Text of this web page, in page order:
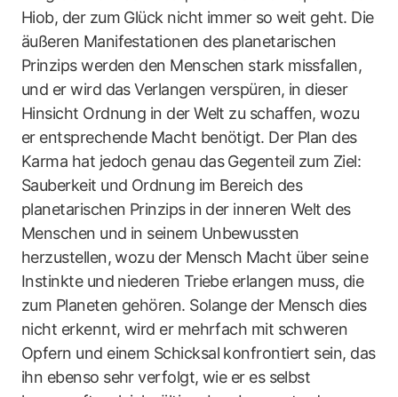
Hiob, der zum Glück nicht immer so weit geht. Die
äußeren Manifestationen des planetarischen
Prinzips werden den Menschen stark missfallen,
und er wird das Verlangen verspüren, in dieser
Hinsicht Ordnung in der Welt zu schaffen, wozu
er entsprechende Macht benötigt. Der Plan des
Karma hat jedoch genau das Gegenteil zum Ziel:
Sauberkeit und Ordnung im Bereich des
planetarischen Prinzips in der inneren Welt des
Menschen und in seinem Unbewussten
herzustellen, wozu der Mensch Macht über seine
Instinkte und niederen Triebe erlangen muss, die
zum Planeten gehören. Solange der Mensch dies
nicht erkennt, wird er mehrfach mit schweren
Opfern und einem Schicksal konfrontiert sein, das
ihn ebenso sehr verfolgt, wie er es selbst